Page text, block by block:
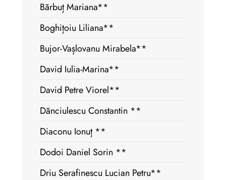
Bărbuț Mariana**
Boghițoiu Liliana**
Bujor-Vașlovanu Mirabela**
David Iulia-Marina**
David Petre Viorel**
Dănciulescu Constantin **
Diaconu Ionuț **
Dodoi Daniel Sorin **
Driu Serafinescu Lucian Petru**